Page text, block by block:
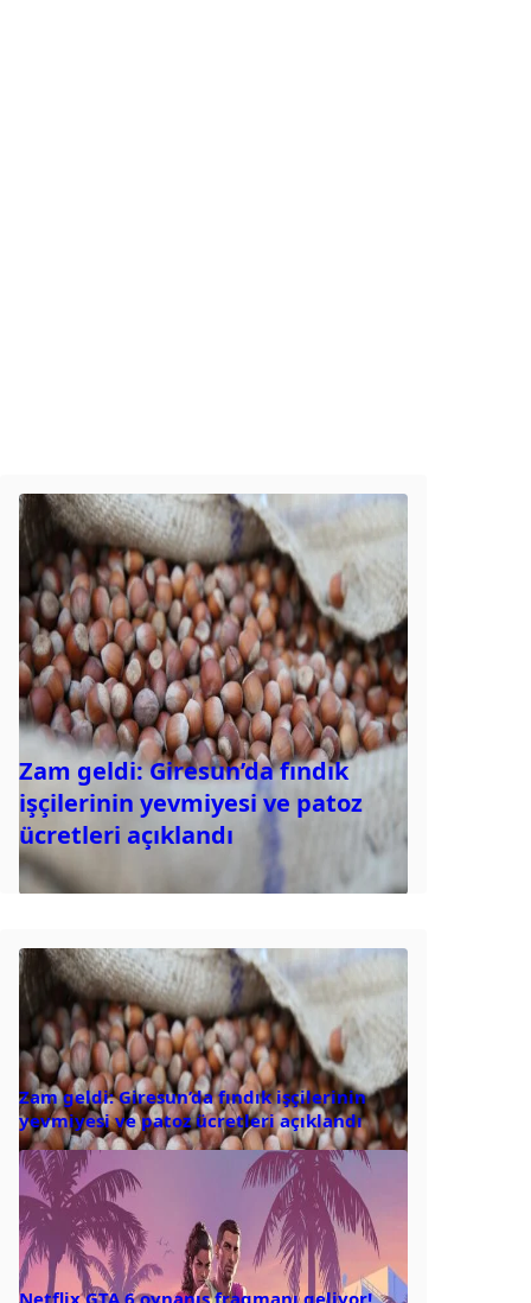
Zam geldi: Giresun’da fındık
işçilerinin yevmiyesi ve patoz
ücretleri açıklandı
Zam geldi: Giresun’da fındık işçilerinin
yevmiyesi ve patoz ücretleri açıklandı